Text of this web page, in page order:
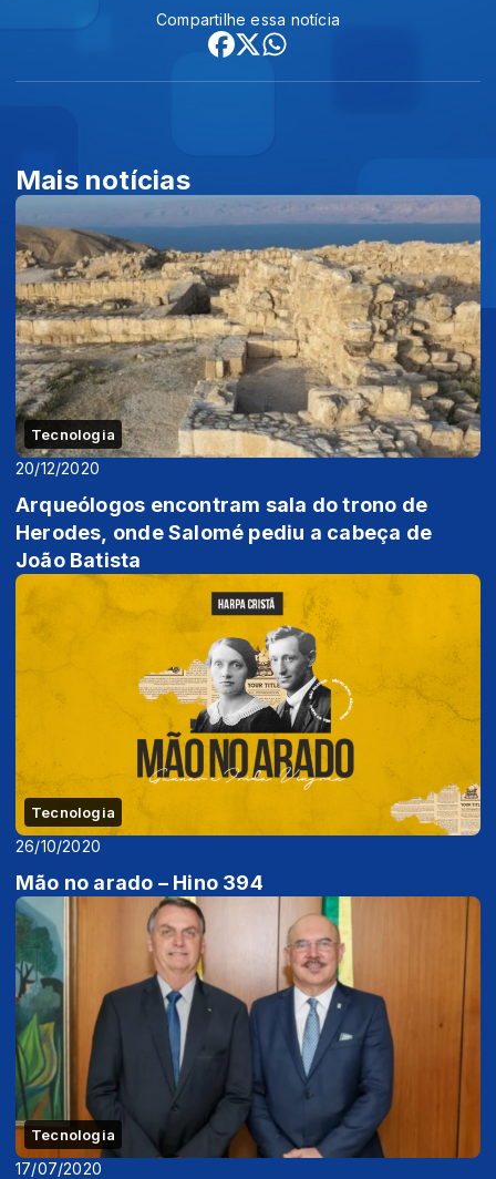
Compartilhe essa notícia
Mais notícias
Tecnologia
20/12/2020
Arqueólogos encontram sala do trono de
Herodes, onde Salomé pediu a cabeça de
João Batista
Tecnologia
26/10/2020
Mão no arado – Hino 394
Tecnologia
17/07/2020